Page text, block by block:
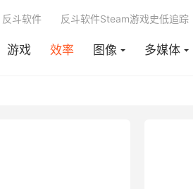
游戏 效率 图像 多媒体
反斗软件 反斗软件Steam游戏史低追踪